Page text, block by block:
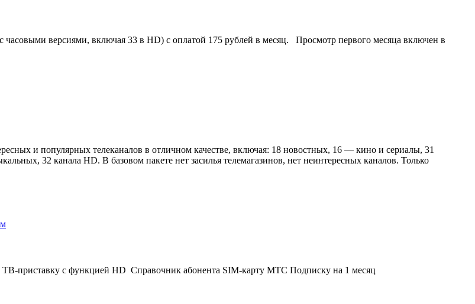
версиями, включая 33 в HD) с оплатой 175 рублей в месяц. Просмотр первого месяца включен в
и популярных телеканалов в отличном качестве, включая: 18 новостных, 16 — кино и сериалы, 31
32 канала HD. В базовом пакете нет засилья телемагазинов, нет неинтересных каналов. Только
приставку с функцией HD Cправочник абонента SIM-карту МТС Подписку на 1 месяц